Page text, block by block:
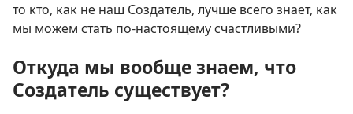
то кто, как не наш Создатель, лучше всего знает, как
мы можем стать по-настоящему счастливыми?
Откуда мы вообще знаем, что
Создатель существует?